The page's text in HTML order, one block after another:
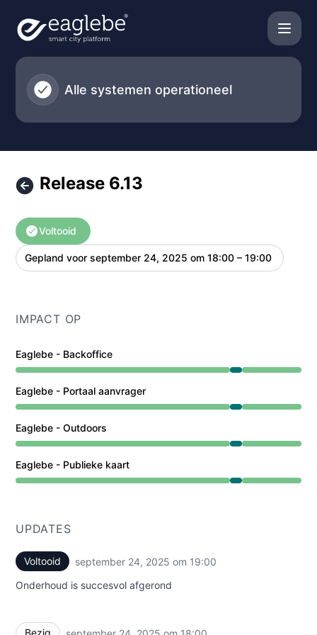
Alle systemen operationeel
Release 6.13
Voltooid
Gepland voor september 24, 2025 om 18:00 – 19:00 UTC
IMPACT OP
Eaglebe - Backoffice
Onderhoud van 6:00 PM naar 7:00 PM
Eaglebe - Portaal aanvrager
Onderhoud van 6:00 PM naar 7:00 PM
Eaglebe - Outdoors
Onderhoud van 6:00 PM naar 7:00 PM
Eaglebe - Publieke kaart
Onderhoud van 6:00 PM naar 7:00 PM
UPDATES
Voltooid september 24, 2025 om 19:00
Onderhoud is succesvol afgerond
Bezig